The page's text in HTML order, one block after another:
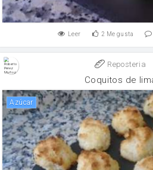
Leer 2 Me gusta
Reposteria
Coquitos de
Azúcar